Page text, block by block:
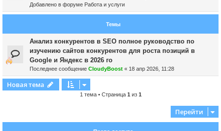
Добавлено в форуме Работа и услуги
Темы
Анализ конкурентов в SEO полное руководство по
изучению сайтов конкурентов для роста позиций в
Google и Яндекс в 2026 го
Последнее сообщение CloudyBoost « 18 апр 2026, 11:28
Новая тема
1 тема • Страница 1 из 1
Перейти